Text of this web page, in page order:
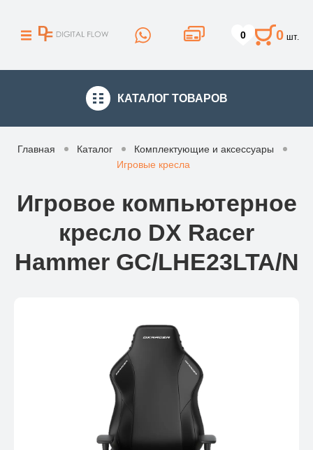
0 0 шт.
КАТАЛОГ ТОВАРОВ
Главная Каталог
Комплектующие и аксессуары
Игровые кресла
Игровое компьютерное
кресло DX Racer
Hammer GC/LHE23LTA/N